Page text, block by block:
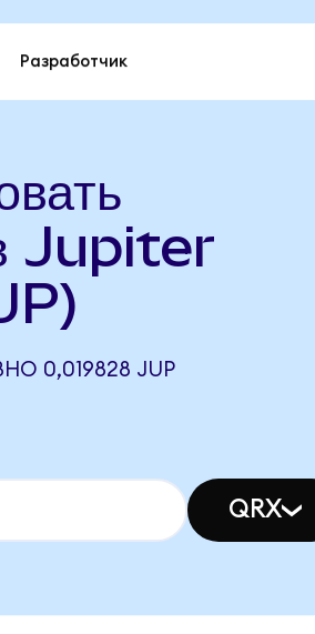
Разработчик
Jupiter
0,019828 JUP
QRX